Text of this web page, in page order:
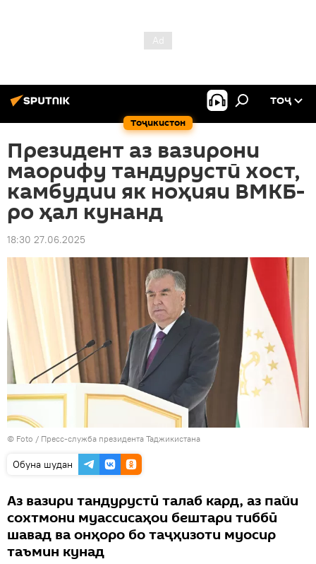
Тоҷикистон
ТОҶ
Президент аз вазирони
маорифу тандурустӣ хост,
камбудии як ноҳияи ВМКБ-
ро ҳал кунанд
18:30 27.06.2025
© Foto / Пресс-служба президента Таджикистана
Обуна шудан
Аз вазири тандурустӣ талаб кард, аз пайи
сохтмони муассисаҳои бештари тиббӣ
шавад ва онҳоро бо таҷҳизоти муосир
таъмин кунад